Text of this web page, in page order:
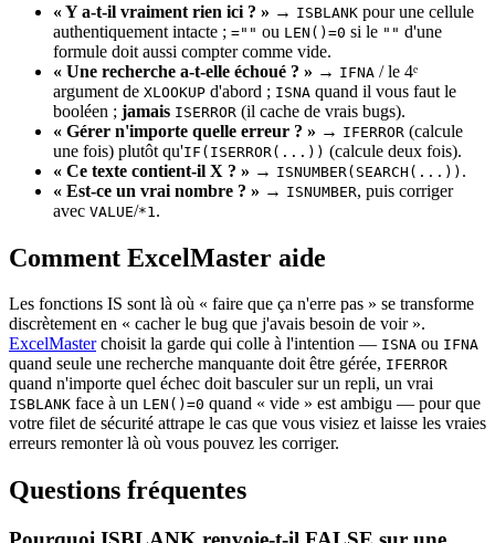
« Y a-t-il vraiment rien ici ? » → ISBLANK pour une cellule
authentiquement intacte ; ="" ou LEN()=0 si le "" d'une
formule doit aussi compter comme vide.
« Une recherche a-t-elle échoué ? » → IFNA / le 4ᵉ
argument de XLOOKUP d'abord ; ISNA quand il vous faut le
booléen ; jamais ISERROR (il cache de vrais bugs).
« Gérer n'importe quelle erreur ? » → IFERROR (calcule
une fois) plutôt qu'IF(ISERROR(...)) (calcule deux fois).
« Ce texte contient-il X ? » → ISNUMBER(SEARCH(...)) .
« Est-ce un vrai nombre ? » → ISNUMBER, puis corriger
avec VALUE/*1 .
Comment ExcelMaster aide
Les fonctions IS sont là où « faire que ça n'erre pas » se transforme
discrètement en « cacher le bug que j'avais besoin de voir ».
ExcelMasterchoisit la garde qui colle à l'intention — ISNA ou IFNA
quand seule une recherche manquante doit être gérée, IFERROR
quand n'importe quel échec doit basculer sur un repli, un vrai
ISBLANK face à un LEN()=0 quand « vide » est ambigu — pour que
votre filet de sécurité attrape le cas que vous visiez et laisse les vraies
erreurs remonter là où vous pouvez les corriger.
Questions fréquentes